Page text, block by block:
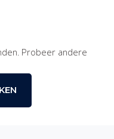
Probeer andere